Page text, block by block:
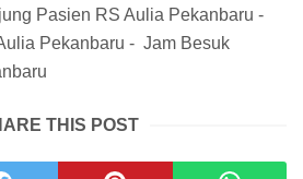
Pasien RS Aulia Pekanbaru -
Pekanbaru - Jam Besuk
THIS POST